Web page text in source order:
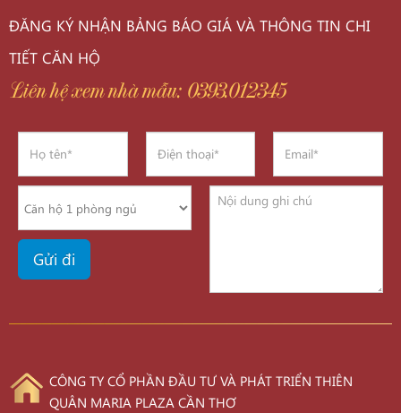
ĐĂNG KÝ NHẬN BẢNG BÁO GIÁ VÀ THÔNG TIN CHI
TIẾT CĂN HỘ
Liên hệ xem nhà mẫu: 0393.012345
CÔNG TY CỔ PHẦN ĐẦU TƯ VÀ PHÁT TRIỂN THIÊN
QUÂN MARIA PLAZA CẦN THƠ